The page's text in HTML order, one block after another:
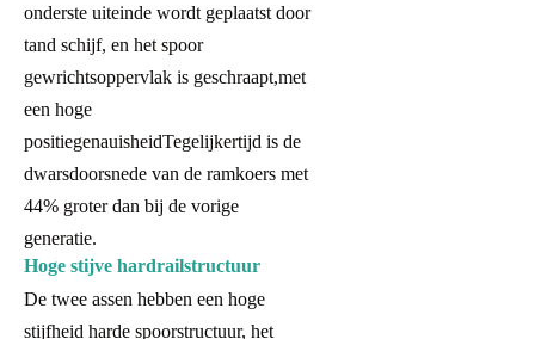
onderste uiteinde wordt geplaatst door
tand schijf, en het spoor
gewrichtsoppervlak is geschraapt,met
een hoge
positiegenauisheidTegelijkertijd is de
dwarsdoorsnede van de ramkoers met
44% groter dan bij de vorige
generatie.
Hoge stijve hardrailstructuur
De twee assen hebben een hoge
stijfheid harde spoorstructuur, het